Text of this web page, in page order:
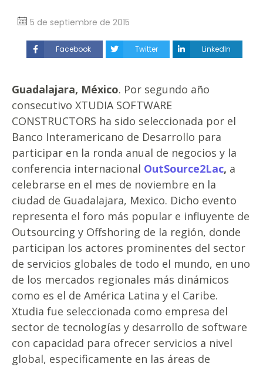
5 de septiembre de 2015
Facebook Twitter LinkedIn
Guadalajara, México. Por segundo año
consecutivo XTUDIA SOFTWARE
CONSTRUCTORS ha sido seleccionada por el
Banco Interamericano de Desarrollo para
participar en la ronda anual de negocios y la
conferencia internacional OutSource2Lac, a
celebrarse en el mes de noviembre en la
ciudad de Guadalajara, Mexico. Dicho evento
representa el foro más popular e influyente de
Outsourcing y Offshoring de la región, donde
participan los actores prominentes del sector
de servicios globales de todo el mundo, en uno
de los mercados regionales más dinámicos
como es el de América Latina y el Caribe.
Xtudia fue seleccionada como empresa del
sector de tecnologías y desarrollo de software
con capacidad para ofrecer servicios a nivel
global, especificamente en las áreas de